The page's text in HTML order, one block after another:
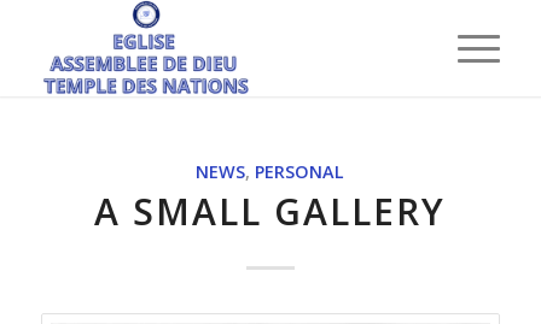
NEWS, PERSONAL
A SMALL GALLERY